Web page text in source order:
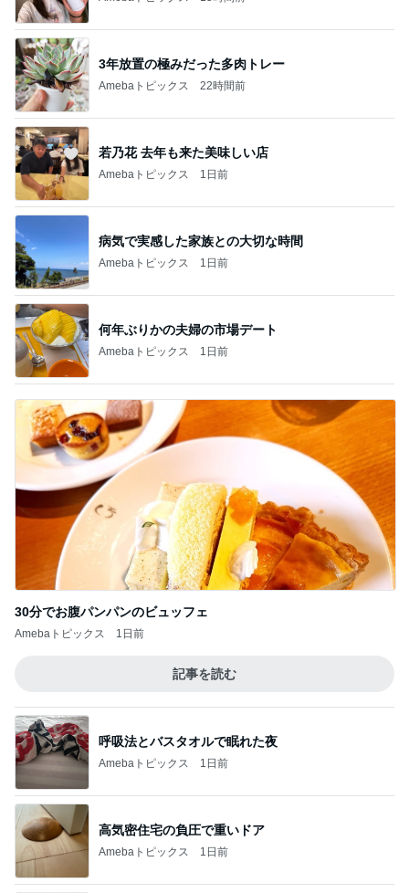
3年放置の極みだった多肉トレー
Amebaトピックス 22時間前
若乃花 去年も来た美味しい店
Amebaトピックス 1日前
病気で実感した家族との大切な時間
Amebaトピックス 1日前
何年ぶりかの夫婦の市場デート
Amebaトピックス 1日前
30分でお腹パンパンのビュッフェ
Amebaトピックス 1日前
記事を読む
呼吸法とバスタオルで眠れた夜
Amebaトピックス 1日前
高気密住宅の負圧で重いドア
Amebaトピックス 1日前